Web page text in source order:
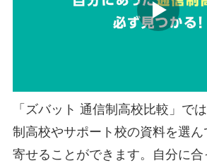
「ズバット 通信制高校比較」で
制高校やサポート校の資料を選ん
寄せることができます。自分に